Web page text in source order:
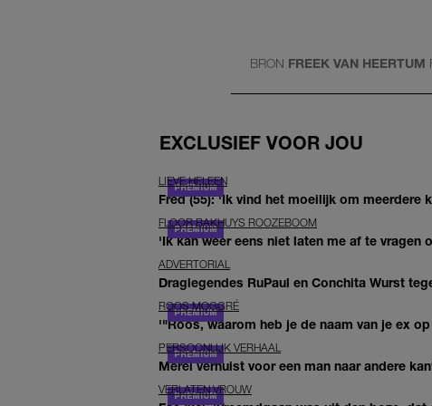
BRON FREEK VAN HEERTUM
EXCLUSIEF VOOR JOU
LIEVE HELEEN
Fred (55): 'Ik vind het moeilijk om meerdere
FLOOR BAKHUYS ROOZEBOOM
'Ik kan weer eens niet laten me af te
ADVERTORIAL
Draglegendes RuPaul en Conchita Wurst
ROOS MOGGRÉ
'"Roos, waarom heb je de naam van je ex
PERSOONLIJK VERHAAL
Merel verhuist voor een man naar andere
VERLATEN VROUW